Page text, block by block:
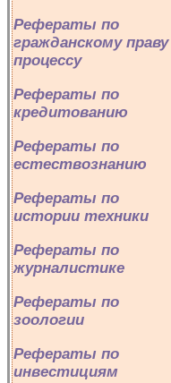
Рефераты по
гражданскому
процессу
Рефераты по
кредитованию
Рефераты по
естествознанию
Рефераты по
истории техники
Рефераты по
журналистике
Рефераты по
зоологии
Рефераты по
инвестициям